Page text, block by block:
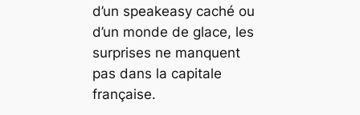
d’un speakeasy caché ou
d’un monde de glace, les
surprises ne manquent
pas dans la capitale
française.